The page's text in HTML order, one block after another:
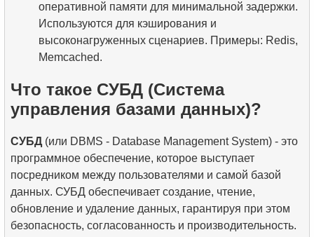
оперативной памяти для минимальной задержки.
Используются для кэширования и
высоконагруженных сценариев. Примеры: Redis,
Memcached.
Что такое СУБД (Система
управления базами данных)?
СУБД (или DBMS - Database Management System) - это
программное обеспечение, которое выступает
посредником между пользователями и самой базой
данных. СУБД обеспечивает создание, чтение,
обновление и удаление данных, гарантируя при этом
безопасность, согласованность и производительность.